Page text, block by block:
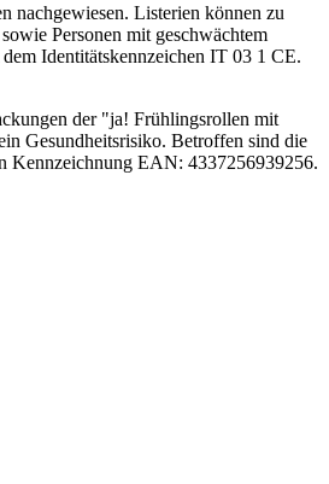
nachgewiesen. Listerien können zu
Personen mit geschwächtem
Identitätskennzeichen IT 03 1 CE.
der "ja! Frühlingsrollen mit
Gesundheitsrisiko. Betroffen sind die
Kennzeichnung EAN: 4337256939256.